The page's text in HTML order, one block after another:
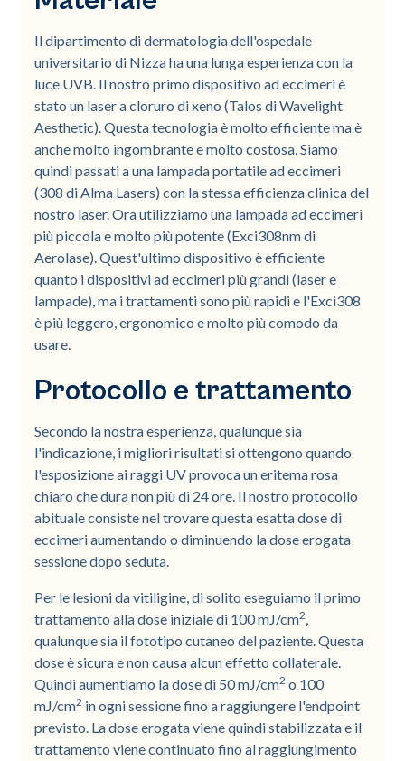
Il dipartimento di dermatologia dell'ospedale
universitario di Nizza ha una lunga esperienza con la
luce UVB. Il nostro primo dispositivo ad eccimeri è
stato un laser a cloruro di xeno (Talos di Wavelight
Aesthetic). Questa tecnologia è molto efficiente ma è
anche molto ingombrante e molto costosa. Siamo
quindi passati a una lampada portatile ad eccimeri
(308 di Alma Lasers) con la stessa efficienza clinica del
nostro laser. Ora utilizziamo una lampada ad eccimeri
più piccola e molto più potente (Exci308nm di
Aerolase). Quest'ultimo dispositivo è efficiente
quanto i dispositivi ad eccimeri più grandi (laser e
lampade), ma i trattamenti sono più rapidi e l'Exci308
è più leggero, ergonomico e molto più comodo da
usare.
Protocollo e trattamento
Secondo la nostra esperienza, qualunque sia
l'indicazione, i migliori risultati si ottengono quando
l'esposizione ai raggi UV provoca un eritema rosa
chiaro che dura non più di 24 ore. Il nostro protocollo
abituale consiste nel trovare questa esatta dose di
eccimeri aumentando o diminuendo la dose erogata
sessione dopo seduta.
Per le lesioni da vitiligine, di solito eseguiamo il primo
trattamento alla dose iniziale di 100 mJ/cm2,
qualunque sia il fototipo cutaneo del paziente. Questa
dose è sicura e non causa alcun effetto collaterale.
Quindi aumentiamo la dose di 50 mJ/cm2 o 100
mJ/cm2 in ogni sessione fino a raggiungere l'endpoint
previsto. La dose erogata viene quindi stabilizzata e il
trattamento viene continuato fino al raggiungimento